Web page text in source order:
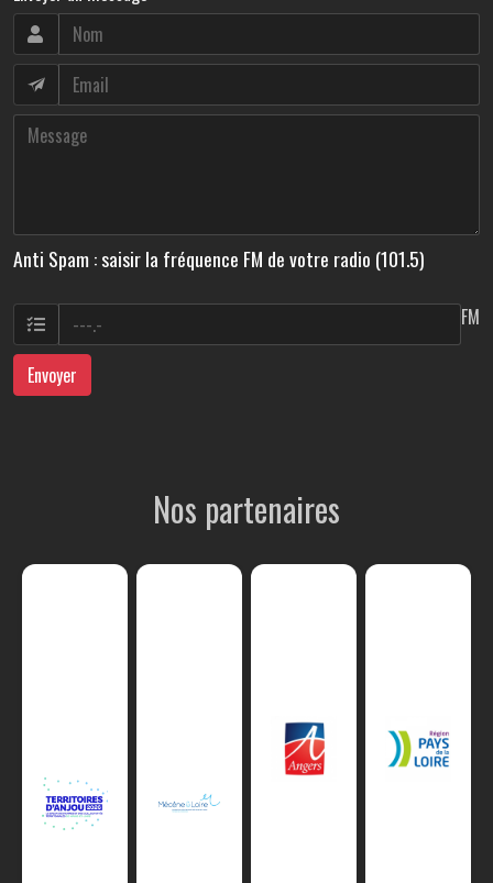
Anti Spam : saisir la fréquence FM de votre radio (101.5)
FM
Envoyer
Nos partenaires